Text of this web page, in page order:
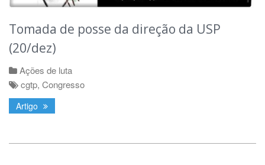
Tomada de posse da direção da USP
(20/dez)
Ações de luta
cgtp, Congresso
Artigo